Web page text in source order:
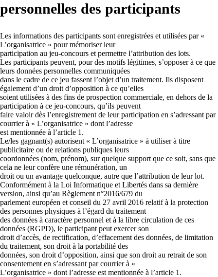
personnelles des participants
Les informations des participants sont enregistrées et utilisées par «
L’organisatrice » pour mémoriser leur
participation au jeu-concours et permettre l’attribution des lots.
Les participants peuvent, pour des motifs légitimes, s’opposer à ce que
leurs données personnelles communiquées
dans le cadre de ce jeu fassent l’objet d’un traitement. Ils disposent
également d’un droit d’opposition à ce qu’elles
soient utilisées à des fins de prospection commerciale, en dehors de la
participation à ce jeu-concours, qu’ils peuvent
faire valoir dès l’enregistrement de leur participation en s’adressant par
courrier à « L’organisatrice » dont l’adresse
est mentionnée à l’article 1.
Le/les gagnant(s) autorisent « L’organisatrice » à utiliser à titre
publicitaire ou de relations publiques leurs
coordonnées (nom, prénom), sur quelque support que ce soit, sans que
cela ne leur confère une rémunération, un
droit ou un avantage quelconque, autre que l’attribution de leur lot.
Conformément à la Loi Informatique et Libertés dans sa dernière
version, ainsi qu’au Règlement n°2016/679 du
parlement européen et conseil du 27 avril 2016 relatif à la protection
des personnes physiques à l’égard du traitement
des données à caractère personnel et à la libre circulation de ces
données (RGPD), le participant peut exercer son
droit d’accès, de rectification, d’effacement des données, de limitation
du traitement, son droit à la portabilité des
données, son droit d’opposition, ainsi que son droit au retrait de son
consentement en s’adressant par courrier à «
L’organisatrice » dont l’adresse est mentionnée à l’article 1.